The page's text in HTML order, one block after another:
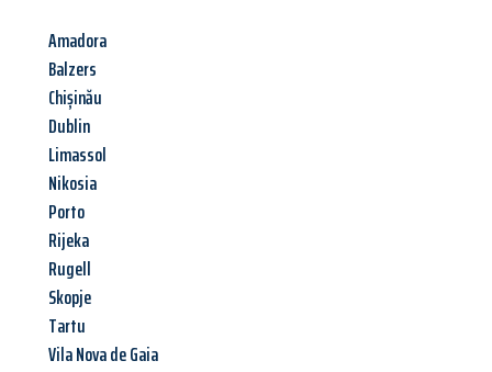
Amadora
Balzers
Chișinău
Dublin
Limassol
Nikosia
Porto
Rijeka
Rugell
Skopje
Tartu
Vila Nova de Gaia